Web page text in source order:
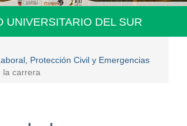
UNIVERSITARIO DEL SUR
Protección Civil y Emergencias
la carrera